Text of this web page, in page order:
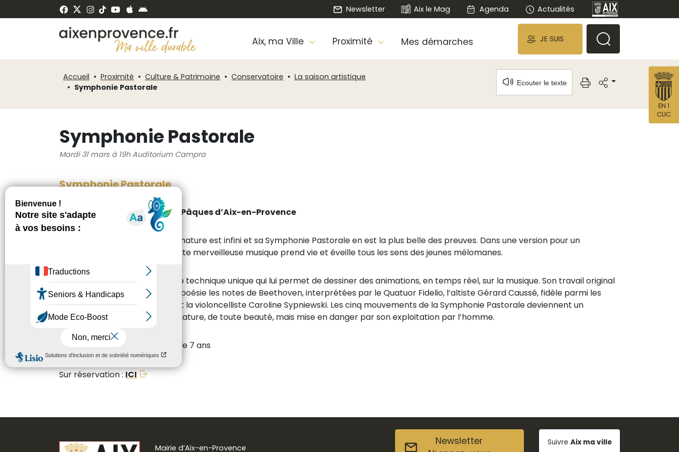
Newsletter Aix le Mag Agenda Actualités
Aix, ma Ville Proximité Mes démarches JE SUIS
Accueil Proximité Culture & Patrimoine Conservatoire
La saison artistique
Symphonie Pastorale
Ecouter le texte
Symphonie Pastorale
Mardi 31 mars à 19h Auditorium Campra
Symphonie Pastorale
Dans le cadre du Festival de Pâques d’Aix-en-Provence
L’amour de Beethoven pour la nature est infini et sa Symphonie Pastorale en est la plus belle des preuves. Dans une version pour un
illustrateur et six musiciens, cette merveilleuse musique prend vie et éveille tous les sens des jeunes mélomanes.
Grégoire Pont a développé une technique unique qui lui permet de dessiner des animations, en temps réel, sur la musique. Son travail original
accompagne avec humour et poésie les notes de Beethoven, interprétées par le Quatuor Fidelio, l’altiste Gérard Caussé, fidèle parmi les
fidèles du Festival de Pâques, et la violoncelliste Caroline Sypniewski. Les cinq mouvements de la Symphonie Pastorale deviennent un
véritable tableau vivant de la nature, de toute beauté, mais mise en danger par son exploitation par l’homme.
Concert jeune public, à partir de 7 ans
Sur réservation :ICI
Mairie d’Aix-en-Provence
Newsletter
Suivre Aix ma ville
EN 1
CLIC
de
Panneau de gestion des cookies